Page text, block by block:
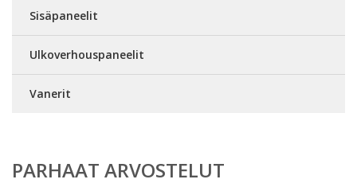
Sisäpaneelit
Ulkoverhouspaneelit
Vanerit
PARHAAT ARVOSTELUT